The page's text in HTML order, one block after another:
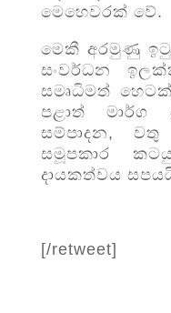
මෙහෙවරක් වේ.
මෙකී අරමුණු
සංවර්ධන
සමෘධිමත්
පළාත් මාර්ග
සම්පාදන,
සමූපකාර
දායකත්වය
[/retweet]